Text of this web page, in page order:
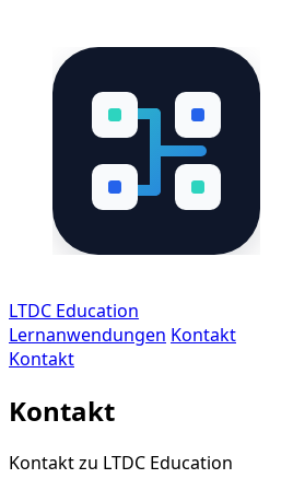
LTDC Education
Lernanwendungen Kontakt
Kontakt
Kontakt
Kontakt zu LTDC Education